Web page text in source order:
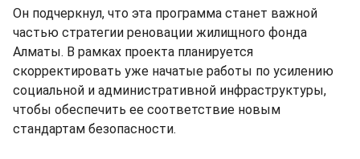
Он подчеркнул, что эта программа станет важной
частью стратегии реновации жилищного фонда
Алматы. В рамках проекта планируется
скорректировать уже начатые работы по усилению
социальной и административной инфраструктуры,
чтобы обеспечить ее соответствие новым
стандартам безопасности.